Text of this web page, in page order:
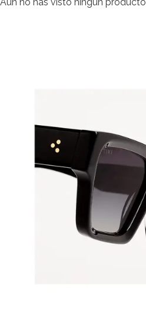
Aún no has visto ningún producto